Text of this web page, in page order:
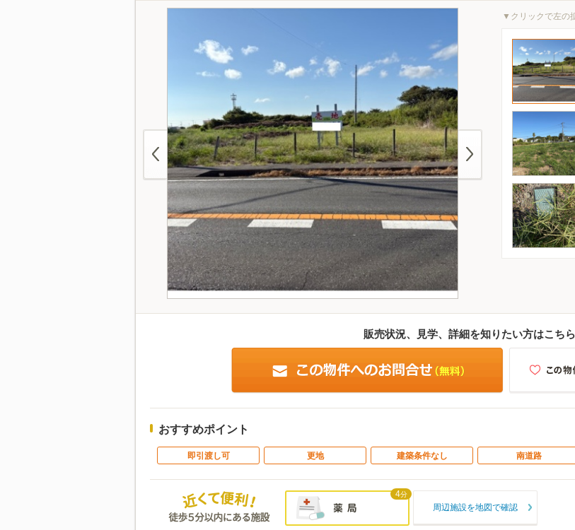
▼クリックで左の
販売状況、見学、詳細を知りたい方はこちら
おすすめポイント
即引渡し可 更地 建築条件なし 南道路
4分
周辺施設を地図で確認